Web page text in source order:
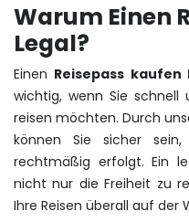
Warum Einen
Legal?
Einen Reisepass kaufen
wichtig, wenn Sie schnell
reisen möchten. Durch
können Sie sicher
rechtmäßig erfolgt. Ein
nicht nur die Freiheit zu
Ihre Reisen überall auf der